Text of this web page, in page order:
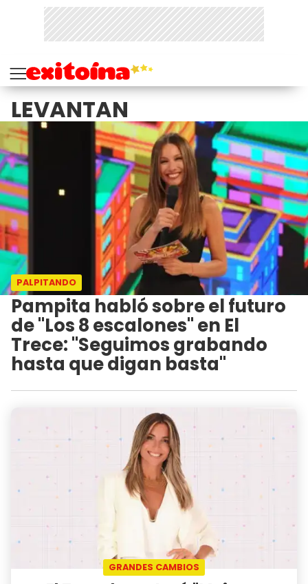
LEVANTAN
PALPITANDO
Pampita habló sobre el futuro
de "Los 8 escalones" en El
Trece: "Seguimos grabando
hasta que digan basta"
GRANDES CAMBIOS